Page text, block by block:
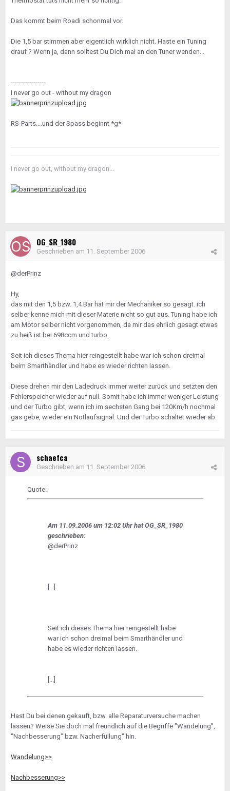
Das kommt beim Roadi schonmal vor.
Die 1,5 bar stimmen aber eigentlich wirklich nicht. Haste ein Tuning
drauf ? Wenn ja, dann solltest Du Dich mal an den Tuner wenden...
-----------------
I never go out - without my dragon
RS-Parts....und der Spass beginnt *g*
I never go out, without my dragon...
OG_SR_1980
Geschrieben am 11. September 2006
@derPrinz
Hy,
das mit den 1,5 bzw. 1,4 Bar hat mir der Mechaniker so gesagt. ich
selber kenne mich mit dieser Materie nicht so gut aus. Tuning habe ich
am Motor selber nicht vorgenommen, da mir das ehrlich gesagt etwas
zu heiß ist bei 698ccm und turbo.
Seit ich dieses Thema hier reingestellt habe war ich schon dreimal
beim Smarthändler und habe es wieder richten lassen.
Diese drehen mir den Ladedruck immer weiter zurück und setzten den
Fehlerspeicher wieder auf null. Somit habe ich immer weniger Leistung
und der Turbo gibt, wenn ich im sechsten Gang bei 120Km/h nochmal
gas gebe, wieder ein Notlaufsignal. Und der Turbo schaltet wieder ab.
schaefca
Geschrieben am 11. September 2006
Quote:
Am 11.09.2006 um 12:02 Uhr hat OG_SR_1980
geschrieben:
@derPrinz
[...]
Seit ich dieses Thema hier reingestellt habe
war ich schon dreimal beim Smarthändler und
habe es wieder richten lassen.
[...]
Hast Du bei denen gekauft, bzw. alle Reparaturversuche machen
lassen? Weise Sie doch mal freundlich auf die Begriffe "Wandelung",
"Nachbesserung" bzw. Nacherfüllung" hin.
Wandelung>>
Nachbesserung>>